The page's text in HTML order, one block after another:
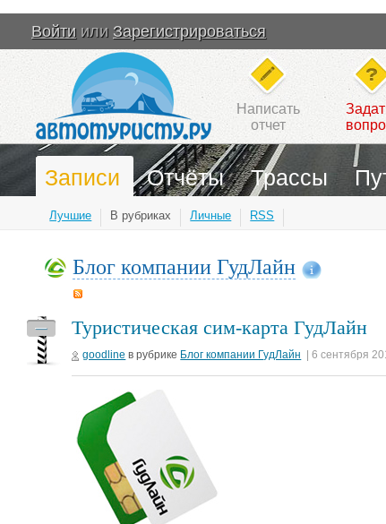
Войти или Зарегистрироваться
Написать
отчет
Записи
Лучшие В рубриках Личные RSS
Отчёты Трассы
Блог компании ГудЛайн
Туристическая сим-карта ГудЛайн
goodline в рубрике Блог компании ГудЛайн | 6 сентября
—